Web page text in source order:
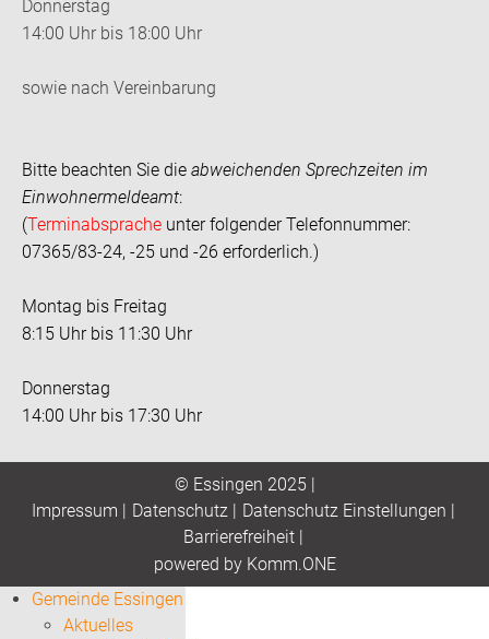
Donnerstag
14:00 Uhr bis 18:00 Uhr
sowie nach Vereinbarung
Bitte beachten Sie die abweichenden Sprechzeiten im
Einwohnermeldeamt:
(Terminabsprache unter folgender Telefonnummer:
07365/83-24, -25 und -26 erforderlich.)
Montag bis Freitag
8:15 Uhr bis 11:30 Uhr
Donnerstag
14:00 Uhr bis 17:30 Uhr
© Essingen 2025 |
Impressum | Datenschutz| Datenschutz Einstellungen |
Barrierefreiheit|
powered by Komm.ONE
Gemeinde Essingen
Aktuelles